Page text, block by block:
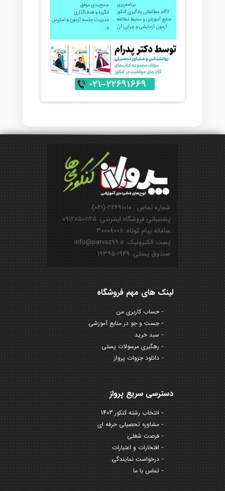
شماره تماس : ۲۲۶۹۱۰۱۰-(۰۲۱)
پشتیبانی فروشگاه اینترنتی: ۰۹۱۲۸۵۰۱۱۲۵
سامانه پیام کوتاه: ۳۰۰۰۸۰۰۸
پست الکترونیک: info@parvaz99.ir
صندوق پستی: ۱۹۴۹-۱۹۳۹۵
لینک های مهم فروشگاه
حساب کاربری من
جست و جو در منابع آموزشی
سبد خرید
رهگیری مرسولات پستی
دانلود جزوات پرواز
دسترسی سریع پرواز
انتخاب رشته کنکور 1403
مشاوره تحصیلی حرفه ای
فرصت شغلی
افتخارات و اعتبارات
درخواست نمایندگی
تماس با ما